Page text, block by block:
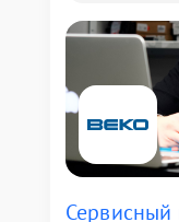
Сервисный